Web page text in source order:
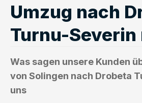
Umzug nach
Turnu-Severin
Was sagen unsere Kunden
von Solingen nach Drobeta
uns